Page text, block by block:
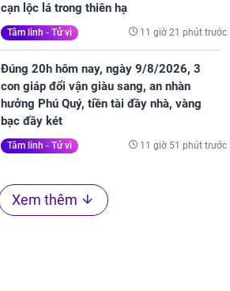
cạn lộc lá trong thiên hạ
Tâm linh - Tử vi 11 giờ 21 phút trước
Đúng 20h hôm nay, ngày 9/8/2026, 3
con giáp đổi vận giàu sang, an nhàn
hưởng Phú Quý, tiền tài đầy nhà, vàng
bạc đầy két
Tâm linh - Tử vi 11 giờ 51 phút trước
Xem thêm